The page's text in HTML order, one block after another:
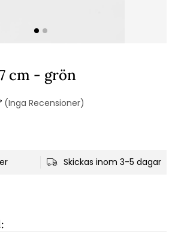
cm - grön
(Inga Recensioner)
Skickas inom 3-5 dagar